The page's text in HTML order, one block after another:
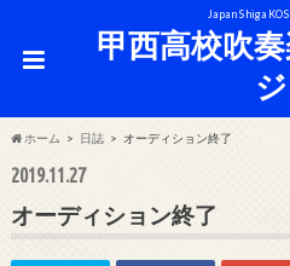
Japan Shiga
甲西高校吹
ジ
ホーム 日誌 オーディション終了
2019.11.27
オーディション終了